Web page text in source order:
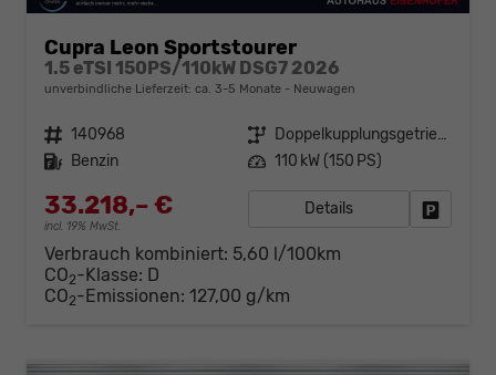
Cupra Leon Sportstourer
1.5 eTSI 150PS/110kW DSG7 2026
unverbindliche Lieferzeit: ca. 3-5 Monate Neuwagen
Fahrzeugnr. 140968 Getriebe
Doppelkupplungsgetriebe (DSG)
Kraftstoff Benzin Leistung 110 kW (150 PS)
33.218,– €
incl. 19% MwSt.
Details
Verbrauch kombiniert: 5,60 l/100km
CO2-Klasse: D
CO2-Emissionen: 127,00 g/km